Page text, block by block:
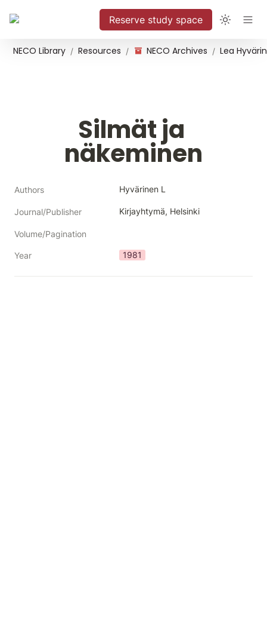
Reserve study space
NECO Library / Resources / NECO Archives /
Silmät ja
näkeminen
Authors Hyvärinen L
Journal/Publisher Kirjayhtymä, Helsinki
Volume/Pagination
Year 1981